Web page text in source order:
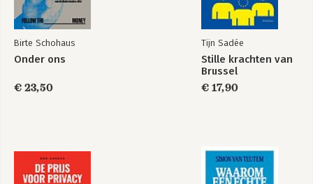
Birte Schohaus
Onder ons
€ 23,50
Tijn Sadée
Stille krachten van
Brussel
€ 17,90